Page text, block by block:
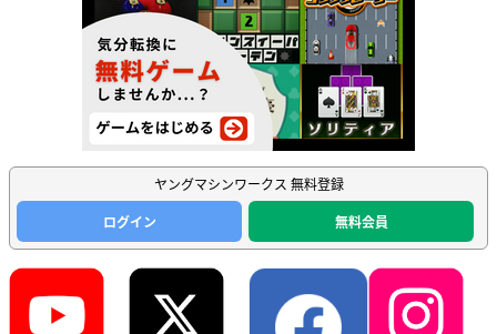
ヤングマシンワークス 無料登録
ログイン
無料会員